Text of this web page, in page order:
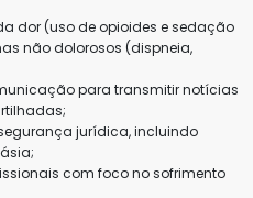
dor (uso de opioides e sedação
não dolorosos (dispneia,
para transmitir notícias
jurídica, incluindo
com foco no sofrimento